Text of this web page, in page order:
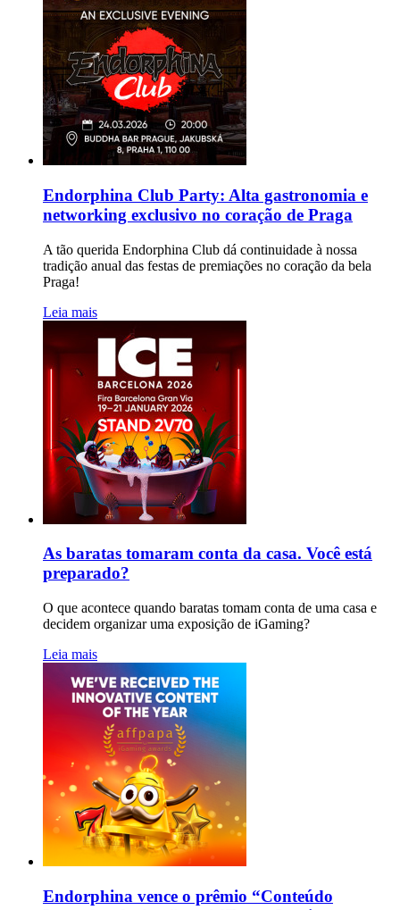
Endorphina Club Party: Alta gastronomia e
networking exclusivo no coração de Praga
A tão querida Endorphina Club dá continuidade à nossa
tradição anual das festas de premiações no coração da bela
Praga!
Leia mais
As baratas tomaram conta da casa. Você está
preparado?
O que acontece quando baratas tomam conta de uma casa e
decidem organizar uma exposição de iGaming?
Leia mais
Endorphina vence o prêmio “Conteúdo